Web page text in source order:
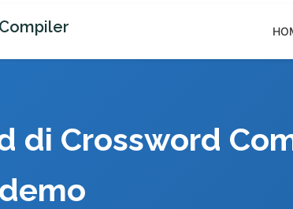
di Crossword